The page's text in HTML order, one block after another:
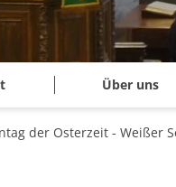
Über uns
der Osterzeit - Weißer